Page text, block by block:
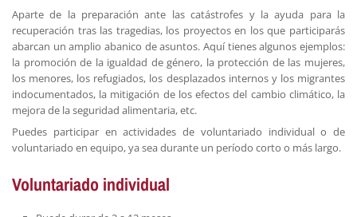
Aparte de la preparación ante las catástrofes y la ayuda para la
recuperación tras las tragedias, los proyectos en los que participarás
abarcan un amplio abanico de asuntos. Aquí tienes algunos ejemplos:
la promoción de la igualdad de género, la protección de las mujeres,
los menores, los refugiados, los desplazados internos y los migrantes
indocumentados, la mitigación de los efectos del cambio climático, la
mejora de la seguridad alimentaria, etc.
Puedes participar en actividades de voluntariado individual o de
voluntariado en equipo, ya sea durante un período corto o más largo.
Voluntariado individual